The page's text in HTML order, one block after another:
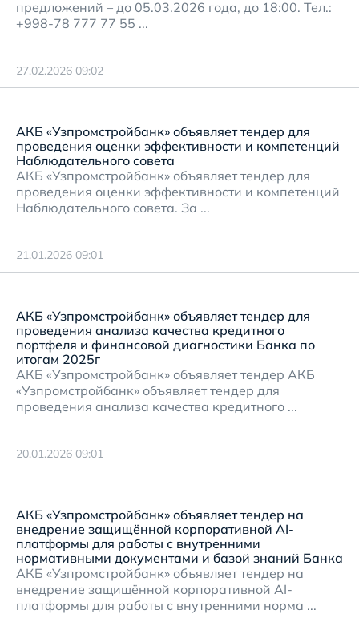
предложений – до 05.03.2026 года, до 18:00. Тел.:
+998-78 777 77 55 ...
27.02.2026 09:02
АКБ «Узпромстройбанк» объявляет тендер для
проведения оценки эффективности и компетенций
Наблюдательного совета
АКБ «Узпромстройбанк» объявляет тендер для
проведения оценки эффективности и компетенций
Наблюдательного совета. За ...
21.01.2026 09:01
АКБ «Узпромстройбанк» объявляет тендер для
проведения анализа качества кредитного
портфеля и финансовой диагностики Банка по
итогам 2025г
АКБ «Узпромстройбанк» объявляет тендер АКБ
«Узпромстройбанк» объявляет тендер для
проведения анализа качества кредитного ...
20.01.2026 09:01
АКБ «Узпромстройбанк» объявляет тендер на
внедрение защищённой корпоративной AI-
платформы для работы с внутренними
нормативными документами и базой знаний Банка
АКБ «Узпромстройбанк» объявляет тендер на
внедрение защищённой корпоративной AI-
платформы для работы с внутренними норма ...